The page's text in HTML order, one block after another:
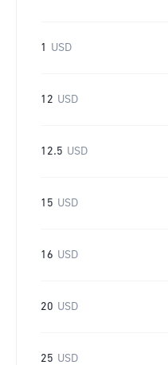
1 USD
12 USD
12.5 USD
15 USD
16 USD
20 USD
25 USD